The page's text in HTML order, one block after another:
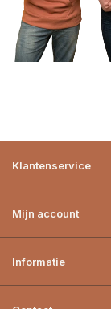
Klantenservice
Mijn account
Informatie